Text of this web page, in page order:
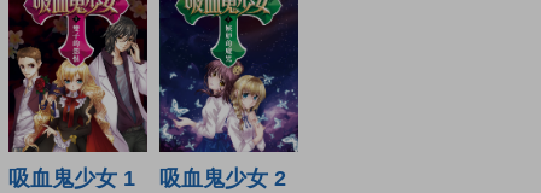
吸血鬼少女 1
吸血鬼少女 2